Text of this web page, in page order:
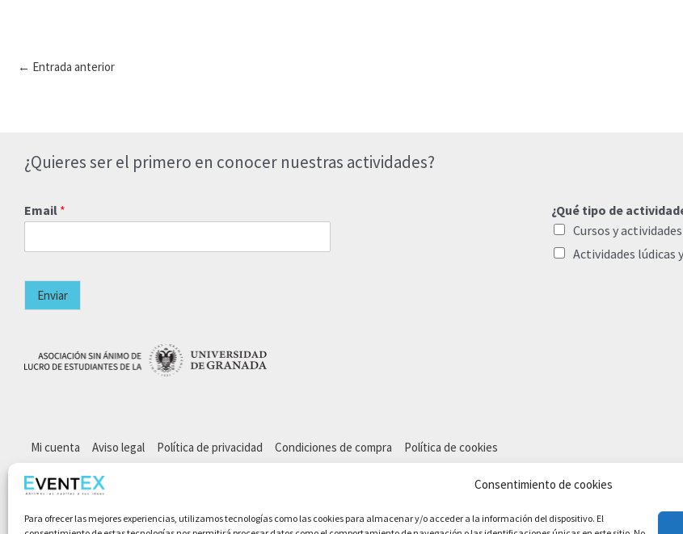
Consentimiento de cookies
Para ofrecer las mejores experiencias, utilizamos tecnologías como las cookies para almacenar y/o acceder a la información del dispositivo. El
Navegación
← Entrada anterior
¿Quieres ser el primero en conocer nuestras actividades?
Email * ¿Qué tipo de
Cursos y
Actividades lúdicas
Enviar
Mi cuenta Aviso legal Política de privacidad Condiciones de compra Política de cookies